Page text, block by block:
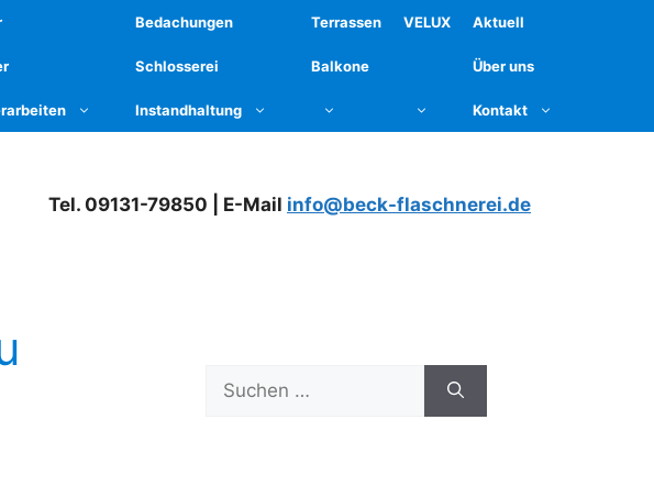
Bedachungen
Schlosserei
Instandhaltung
Terrassen
Balkone
VELUX Aktuell
Über uns
Kontakt
Tel. 09131-79850 | E-Mail info@beck-flaschnerei.de
Suchen
nach: